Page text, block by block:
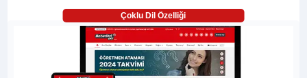
Çoklu Dil Özelliği